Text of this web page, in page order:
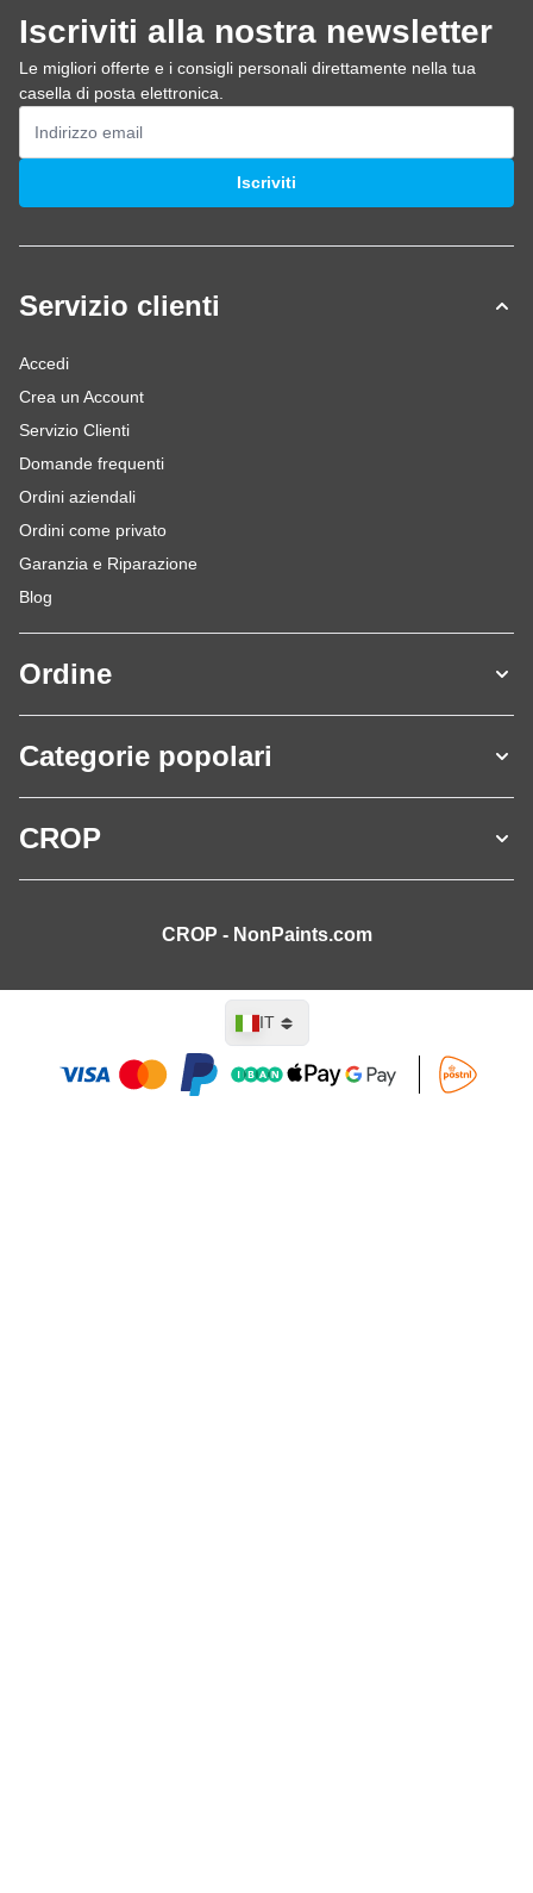
Iscriviti alla nostra newsletter
Le migliori offerte e i consigli personali direttamente nella tua
casella di posta elettronica.
Indirizzo email
Iscriviti
Servizio clienti
Accedi
Crea un Account
Servizio Clienti
Domande frequenti
Ordini aziendali
Ordini come privato
Garanzia e Riparazione
Blog
Ordine
Categorie popolari
CROP
CROP - NonPaints.com
Lingua
IT